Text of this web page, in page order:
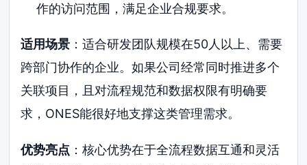
作的访问范围，满足企业合规要求。
适用场景 ：适合研发团队规模在50人以上、需要
跨部门协作的企业。如果公司经常同时推进多个
关联项目，且对流程规范和数据权限有明确要
求，ONES能很好地支撑这类管理需求。
优势亮点 ：核心优势在于全流程数据互通和灵活